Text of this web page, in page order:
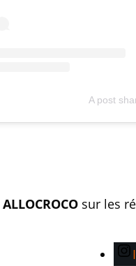
A post
ALLOCROCO sur les